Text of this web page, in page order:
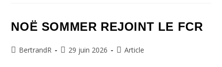
NOË SOMMER REJOINT LE FCR
Auteur/autrice
BertrandR
Publication
29 juin 2026
PostArticle